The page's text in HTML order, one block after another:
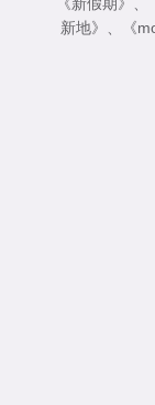
《新假期》 、
新地》 、 《